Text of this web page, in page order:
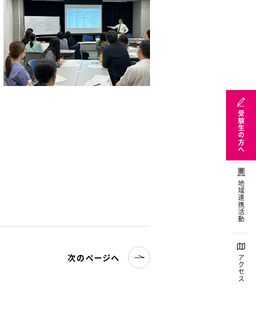
受験生の方へ
地域連携活動
アクセス
次のページへ